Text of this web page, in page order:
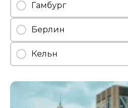
Гамбург
Берлин
Кельн